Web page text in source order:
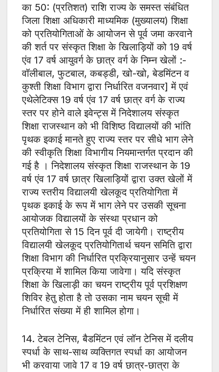
का 50: (प्रतिशत) राशि राज्य के समस्त संबंधित
जिला शिक्षा अधिकारी माध्यमिक (मुख्यालय) शिक्षा
को प्रतियोगिताओं के आयोजन से पूर्व जमा करवाने
की शर्त पर संस्कृत शिक्षा के खिलाड़ियों को 19 वर्ष
एंव 17 वर्ष आयुवर्ग के छात्र वर्ग के निम्न खेलों :-
वॉलीबाल, फुटबाल, कबड्डी, खो-खो, बेडमिंटन व
कुश्ती शिक्षा विभाग द्वारा निर्धारित वजनवार] में एवं
एथेलेटिक्स 19 वर्ष एंव 17 वर्ष छात्र वर्ग के राज्य
स्तर पर होने वाले इवेन्ट्स में निदेशालय संस्कृत
शिक्षा राजस्थान को भी विशिष्ठ विद्यालयों की भांति
पृथक इकाई मानते हुए राज्य स्तर पर सीधे भाग लेने
की स्वीकृति शिक्षा विभागीय नियमान्तर्गत प्रदान की
गई है । निदेशालय संस्कृत शिक्षा राजस्थान के 19
वर्ष एंव 17 वर्ष छात्र खिलाड़ियों द्वारा उक्त खेलों में
राज्य स्तरीय विद्यालयी खेलकूद प्रतियोगिता में
पृथक इकाई के रूप में भाग लेने पर उसकी सूचना
आयोजक विद्यालयों के संस्था प्रधान को
प्रतियोगिता से 15 दिन पूर्व दी जायेगी। राष्ट्रीय
विद्यालयी खेलकूद प्रतियोगितार्थ चयन समिति द्वारा
शिक्षा विभाग की निर्धारित प्रक्रियानुसार उन्हें चयन
प्रक्रिया में शामिल किया जावेगा। यदि संस्कृत
शिक्षा के खिलाड़ी का चयन राष्ट्रीय पूर्व प्रशिक्षण
शिविर हेतु होता है तो उसका नाम चयन सूची में
निर्धारित संख्या में ही शामिल होगा।
14. टेबल टेनिस, बैडमिंटन एवं लॉन टेनिस में दलीय
स्पर्धा के साथ-साथ व्यक्तिगत स्पर्धा का आयोजन
भी करवाया जावे 17 व 19 वर्ष छात्र-छात्रा के